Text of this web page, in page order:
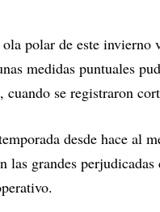
polar de este invierno
medidas puntuales
cuando se registraron
desde hace al
las grandes